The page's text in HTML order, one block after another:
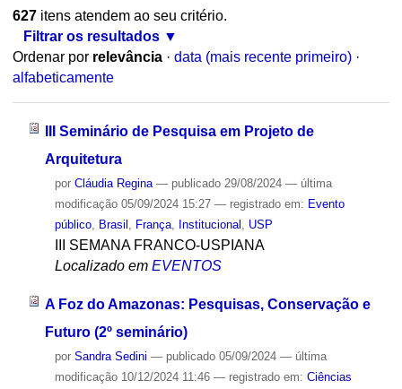
627itens atendem ao seu critério.
Filtrar os resultados
Ordenar por relevância · data (mais recente primeiro) ·
alfabeticamente
III Seminário de Pesquisa em Projeto de
Arquitetura
por Cláudia Regina — publicado29/08/2024 — última
modificação05/09/2024 15:27 — registrado em: Evento
público, Brasil França, Institucional USP
III SEMANA FRANCO-USPIANA
Localizado em EVENTOS
A Foz do Amazonas: Pesquisas, Conservação e
Futuro (2º seminário)
por Sandra Sedini — publicado05/09/2024 — última
modificação10/12/2024 11:46 — registrado em: Ciências